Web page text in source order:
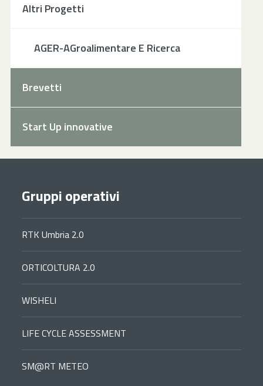
Altri Progetti
AGER-AGroalimentare E Ricerca
Brevetti
Start Up innovative
Gruppi operativi
RTK Umbria 2.0
ORTICOLTURA 2.0
WISHELI
LIFE CYCLE ASSESSMENT
SM@RT METEO